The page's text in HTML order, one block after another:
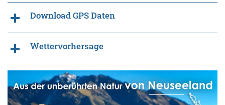
Download GPS Daten
Wettervorhersage